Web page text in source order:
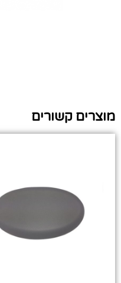
מוצרים קשורים